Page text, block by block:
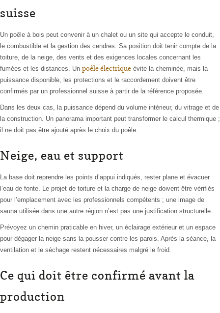
suisse
Un poêle à bois peut convenir à un chalet ou un site qui accepte le conduit,
le combustible et la gestion des cendres. Sa position doit tenir compte de la
toiture, de la neige, des vents et des exigences locales concernant les
fumées et les distances. Un poêle électrique évite la cheminée, mais la
puissance disponible, les protections et le raccordement doivent être
confirmés par un professionnel suisse à partir de la référence proposée.
Dans les deux cas, la puissance dépend du volume intérieur, du vitrage et de
la construction. Un panorama important peut transformer le calcul thermique ;
il ne doit pas être ajouté après le choix du poêle.
Neige, eau et support
La base doit reprendre les points d’appui indiqués, rester plane et évacuer
l’eau de fonte. Le projet de toiture et la charge de neige doivent être vérifiés
pour l’emplacement avec les professionnels compétents ; une image de
sauna utilisée dans une autre région n’est pas une justification structurelle.
Prévoyez un chemin praticable en hiver, un éclairage extérieur et un espace
pour dégager la neige sans la pousser contre les parois. Après la séance, la
ventilation et le séchage restent nécessaires malgré le froid.
Ce qui doit être confirmé avant la
production